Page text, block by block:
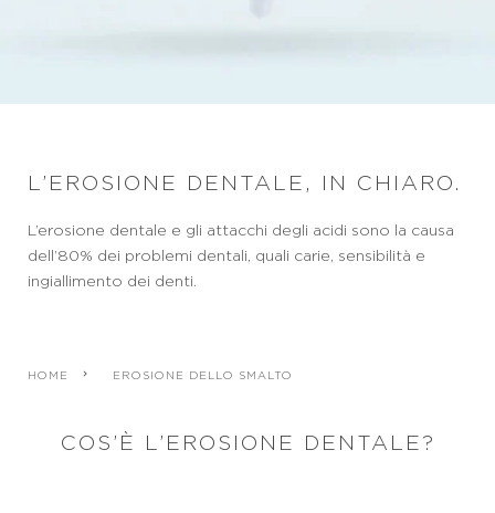
L’EROSIONE DENTALE, IN CHIARO.
L’erosione dentale e gli attacchi degli acidi sono la causa
dell’80% dei problemi dentali, quali carie, sensibilità e
ingiallimento dei denti.
HOME EROSIONE DELLO SMALTO
COS’È L’EROSIONE DENTALE?